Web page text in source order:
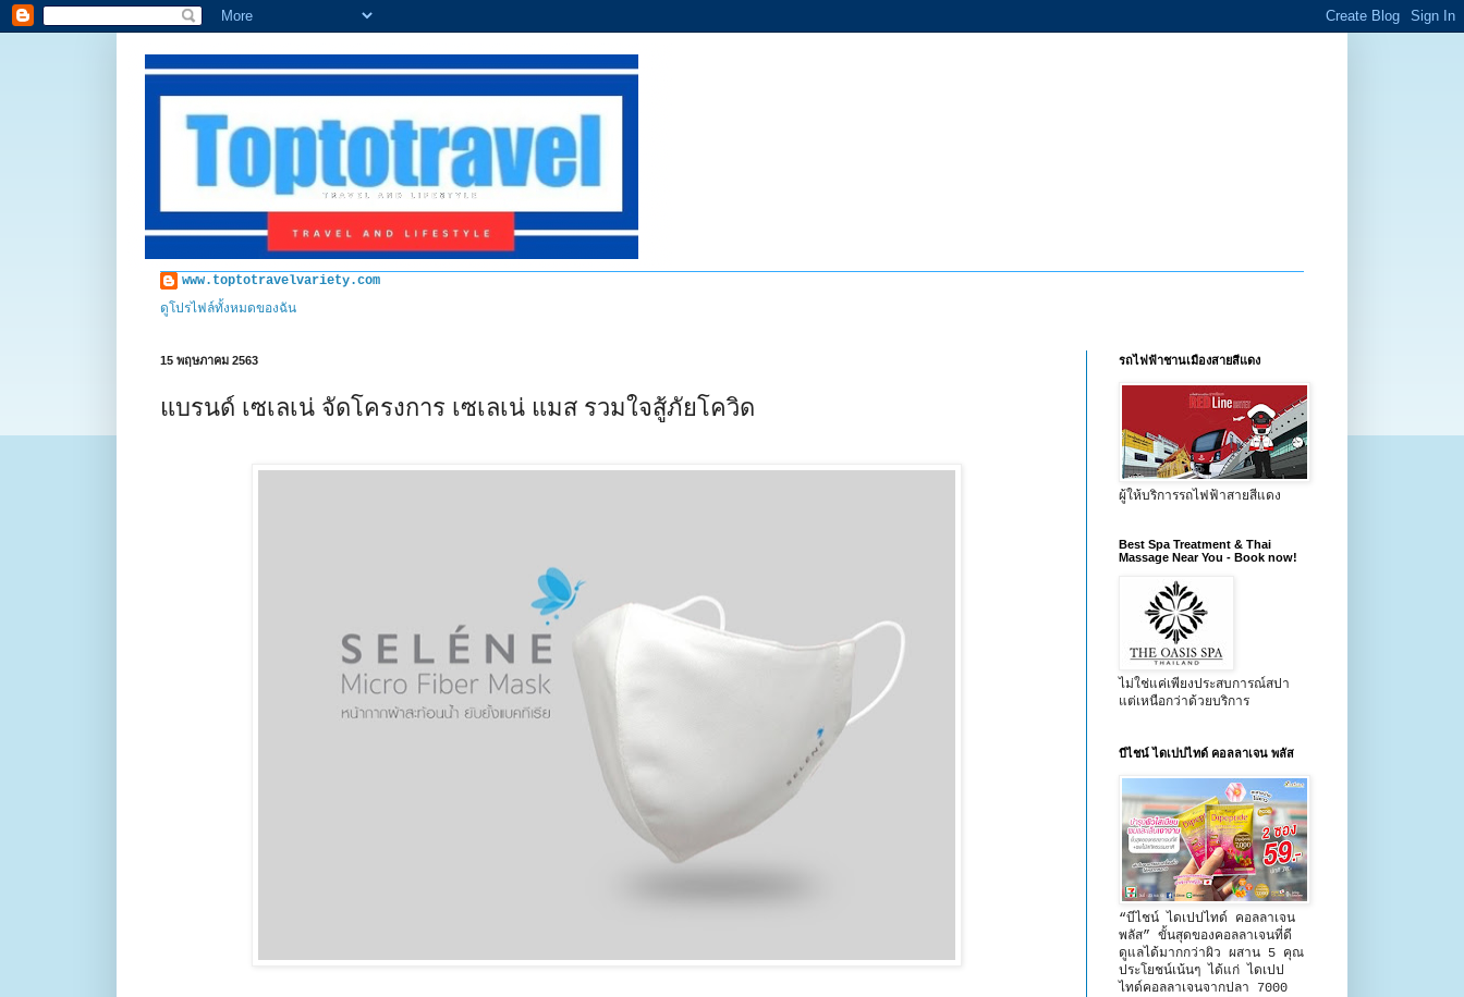
www.toptotravelvariety.com
ดูโปรไฟล์ทั้งหมดของฉัน
15 พฤษภาคม 2563
แบรนด์ เซเลเน่ จัดโครงการ เซเลเน่ แมส รวมใจสู้ภัยโควิด
รถไฟฟ้าชานเมืองสายสีแดง
ผู้ให้บริการรถไฟฟ้าสายสีแดง
Best Spa Treatment & Thai
Massage Near You - Book now!
ไม่ใช่แค่เพียงประสบการณ์สปา
แต่เหนือกว่าด้วยบริการ
บีไชน์ ไดเปปไทด์ คอลลาเจน พลัส
“บีไชน์ ไดเปปไทด์ คอลลาเจน
พลัส” ขั้นสุดของคอลลาเจนที่ดี
ดูแลได้มากกว่าผิว ผสาน 5 คุณ
ประโยชน์เน้นๆ ได้แก่ ไดเปป
ไทด์คอลลาเจนจากปลา 7000